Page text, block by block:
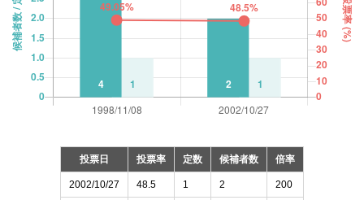
投票日 投票率 定数 候補者数 倍率
2002/10/27 48.5 1 2 200